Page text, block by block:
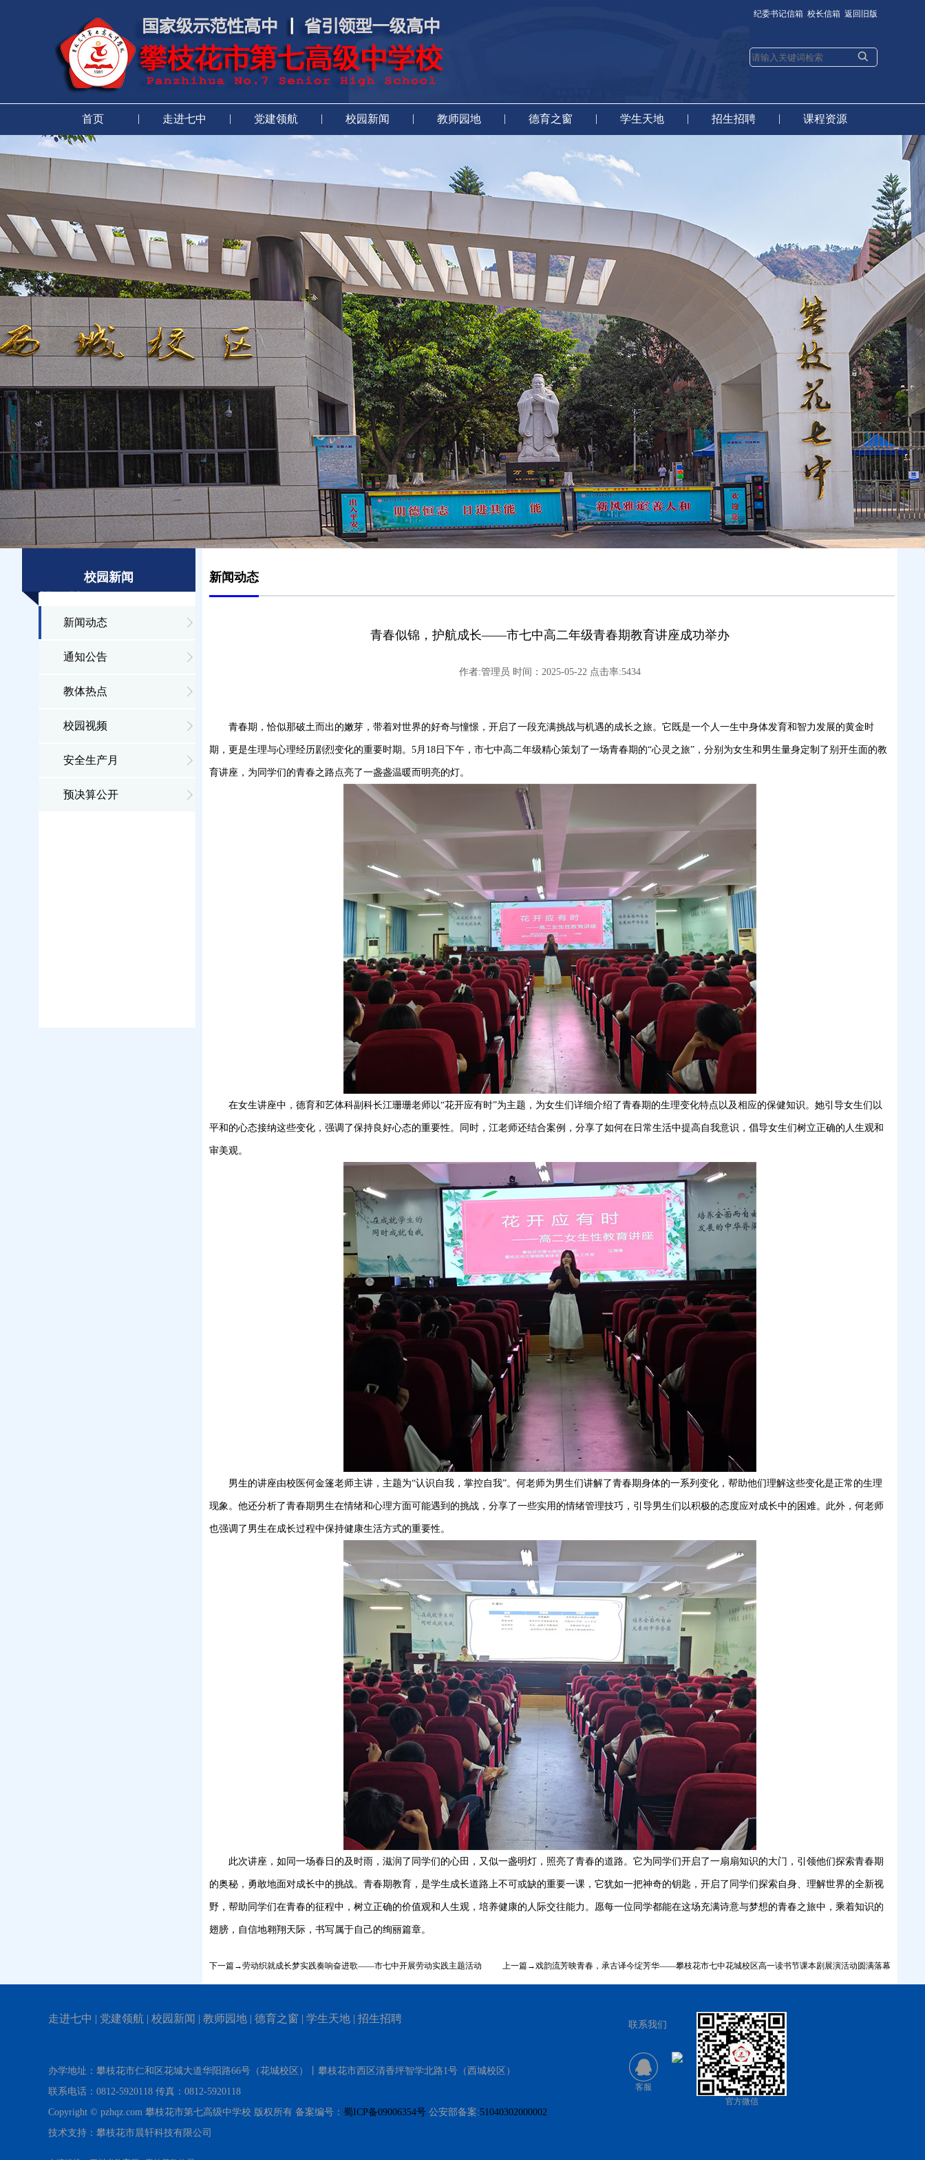
纪委书记信箱 校长信箱 返回旧版
首页 | 走进七中 | 党建领航 | 校园新闻 | 教师园地 | 德育之窗 | 学生天地 | 招生招聘 | 课程资源
校园新闻
新闻动态
通知公告
教体热点
校园视频
安全生产月
预决算公开
新闻动态
青春似锦，护航成长——市七中高二年级青春期教育讲座成功举办
作者:管理员 时间：2025-05-22 点击率:5434
青春期，恰似那破土而出的嫩芽，带着对世界的好奇与憧憬，开启了一段充满挑战与机遇的成长之旅。它既是一个人一生中身体发育和智力发展的黄金时
期，更是生理与心理经历剧烈变化的重要时期。 5月 18 日下午，市七中高二年级精心策划了一场青春期的“心灵之旅”，分别为女生和男生量身定制了别开生面的教
育讲座，为同学们的青春之路点亮了一盏盏温暖而明亮的灯。
在女生讲座中，德育和艺体科副科长江珊珊老师以“花开应有时”为主题，为女生们详细介绍了青春期的生理变化特点以及相应的保健知识。她引导女生们以
平和的心态接纳这些变化，强调了保持良好心态的重要性。同时，江老师还结合案例，分享了如何在日常生活中提高自我意识，倡导女生们树立正确的人生观和
审美观。
男生的讲座由校医何金篷老师主讲，主题为“认识自我，掌控自我”。何老师为男生们讲解了青春期身体的一系列变化，帮助他们理解这些变化是正常的生理
现象。他还分析了青春期男生在情绪和心理方面可能遇到的挑战，分享了一些实用的情绪管理技巧，引导男生们以积极的态度应对成长中的困难。此外，何老师
也强调了男生在成长过程中保持健康生活方式的重要性。
此次讲座，如同一场春日的及时雨，滋润了同学们的心田，又似一盏明灯，照亮了青春的道路。它为同学们开启了一扇扇知识的大门，引领他们探索青春期
的奥秘，勇敢地面对成长中的挑战。青春期教育，是学生成长道路上不可或缺的重要一课，它犹如一把神奇的钥匙，开启了同学们探索自身、理解世界的全新视
野，帮助同学们在青春的征程中，树立正确的价值观和人生观，培养健康的人际交往能力。愿每一位同学都能在这场充满诗意与梦想的青春之旅中，乘着知识的
翅膀，自信地翱翔天际，书写属于自己的绚丽篇章。
下一篇→劳动织就成长梦实践奏响奋进歌——市七中开展劳动实践主题活动 上一篇→戏韵流芳映青春，承古译今绽芳华——攀枝花市七中花城校区高一读书节课本剧展演活动圆满落幕
走进七中 | 党建领航 | 校园新闻 | 教师园地| 德育之窗 | 学生天地| 招生招聘
办学地址：攀枝花市仁和区花城大道华阳路66号（花城校区）丨攀枝花市西区清香坪智学北路1号（西城校区）
联系电话：0812-5920118 传真：0812-5920118
Copyright © pzhqz.com 攀枝花市第七高级中学校 版权所有 备案编号： 蜀ICP备09006354号公安部备案:51040302000002
技术支持：攀枝花市晨轩科技有限公司
联系我们
客服
官方微信